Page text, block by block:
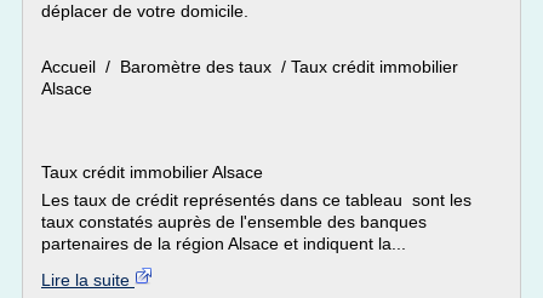
déplacer de votre domicile.
Accueil / Baromètre des taux / Taux crédit immobilier
Alsace
Taux crédit immobilier Alsace
Les taux de crédit représentés dans ce tableau sont les
taux constatés auprès de l'ensemble des banques
partenaires de la région Alsace et indiquent la...
Lire la suite